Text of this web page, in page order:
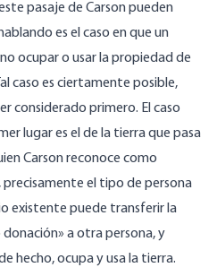
pasaje de Carson pueden
es el caso en que un
ocupar o usar la propiedad de
caso es ciertamente posible,
considerado primero. El caso
lugar es el de la tierra que pasa
Carson reconoce como
el tipo de persona
existente puede transferir la
a otra persona, y
hecho, ocupa y usa la tierra.